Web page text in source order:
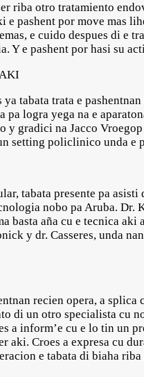
riba otro tratamiento
e pashent por move mas
e cuido despues di e
Y e pashent por hasi su
ya tabata trata e
pa logra yega na e
y gradici na Jacco
setting policlinico unda e
tabata presente pa asisti
nobo pa Aruba. Dr.
basta aña cu e tecnica
y dr. Casseres, unda
recien opera, a
di un otro specialista cu
a inform’e cu e lo tin un
aki. Croes a expresa cu
e tabata di biaha